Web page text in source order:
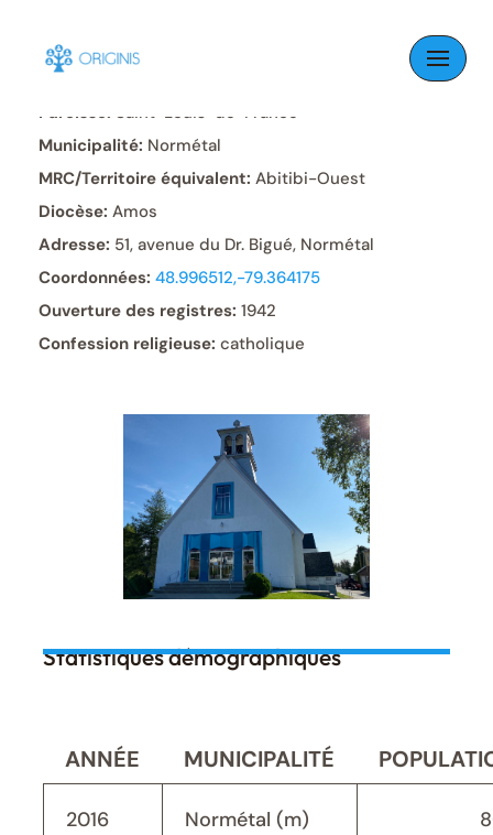
Skip
content
Paroisse: Saint-Louis-de-France
Municipalité: Normétal
MRC/Territoire équivalent: Abitibi-Ouest
Diocèse: Amos
Adresse: 51, avenue du Dr. Bigué, Normétal
Coordonnées: 48.996512,-79.364175
Ouverture des registres: 1942
Confession religieuse: catholique
Statistiques démographiques
ANNÉE MUNICIPALITÉ
2016 Normétal (m)